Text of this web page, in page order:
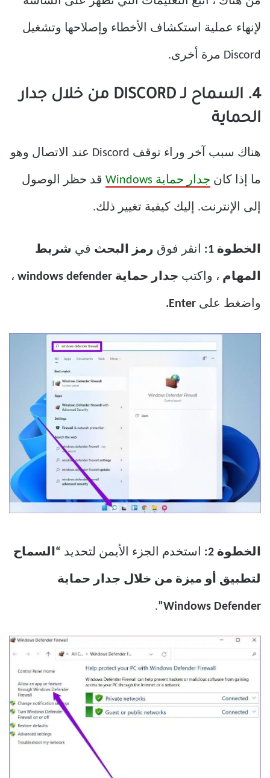
لإنهاء عملية استكشاف الأخطاء وإصلاحها وتشغيل
Discord مرة أخرى.
4. السماح لـ DISCORD من خلال جدار
الحماية
هناك سبب آخر وراء توقف Discord عند الاتصال وهو
ما إذا كان جدار حماية Windows قد حظر الوصول
إلى الإنترنت. إليك كيفية تغيير ذلك.
الخطوة 1: انقر فوق رمز البحث في شريط
المهام ، واكتب جدار حماية windows defender ،
واضغط على Enter.
الخطوة 2: استخدم الجزء الأيمن لتحديد “السماح
لتطبيق أو ميزة من خلال جدار حماية
Windows Defender”
.